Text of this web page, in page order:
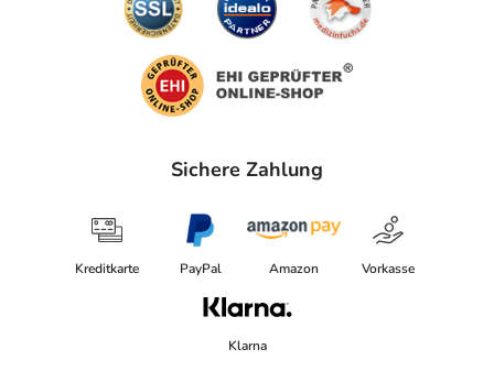
Sichere Zahlung
Kreditkarte PayPal Amazon Vorkasse
Klarna